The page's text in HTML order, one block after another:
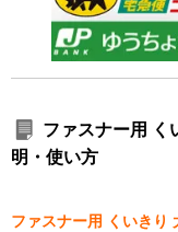
ファスナー用 く
明・使い方
ファスナー用 くいきり